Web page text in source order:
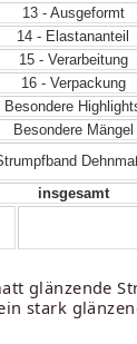
13 - Ausgeformt
14 - Elastananteil
15 - Verarbeitung
16 - Verpackung
Besondere
Besondere Mängel
insgesamt
glänzende
stark